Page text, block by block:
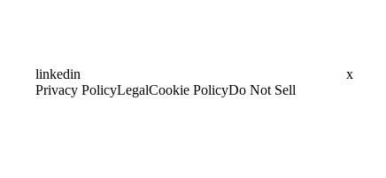
linkedin
x
Privacy PolicyLegalCookie PolicyDo Not Sell